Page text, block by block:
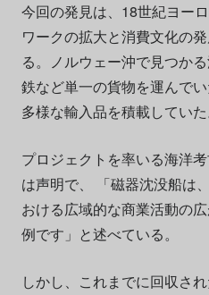
今回の発見は、18世紀ヨー
ワークの拡大と消費文化の
る。ノルウェー沖で見つか
鉄など単一の貨物を運んで
多様な輸入品を積載していた
プロジェクトを率いる海洋
は声明で、 「磁器沈没船は
おける広域的な商業活動の
例です」と述べている。
しかし、これまでに回収さ